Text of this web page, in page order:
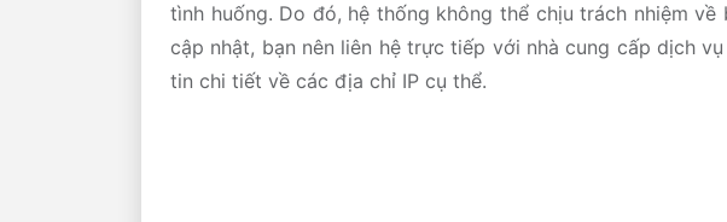
tình huống. Do đó, hệ thống không thể chịu trách nhiệm
cập nhật, bạn nên liên hệ trực tiếp với nhà cung cấp dịch
tin chi tiết về các địa chỉ IP cụ thể.